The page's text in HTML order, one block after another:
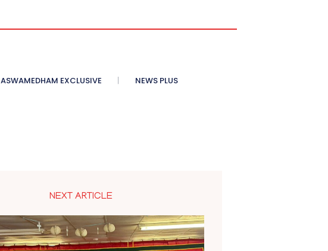
ASWAMEDHAM EXCLUSIVE NEWS PLUS
NEXT ARTICLE